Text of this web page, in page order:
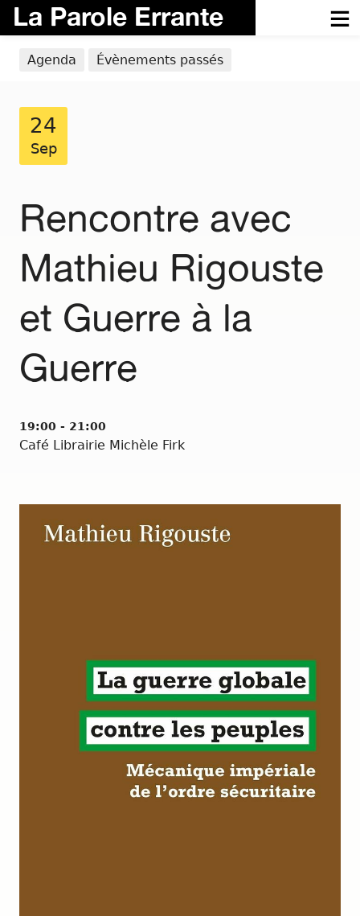
La Parole Errante
Agenda Évènements passés
24
Sep
Rencontre avec
Mathieu Rigouste
et Guerre à la
Guerre
19:00 - 21:00
Café Librairie Michèle Firk